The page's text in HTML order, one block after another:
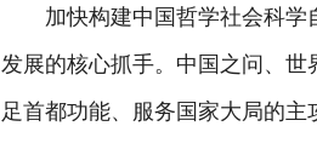
加快构建中国哲学社会科
发展的核心抓手。中国之问、
足首都功能、服务国家大局的主